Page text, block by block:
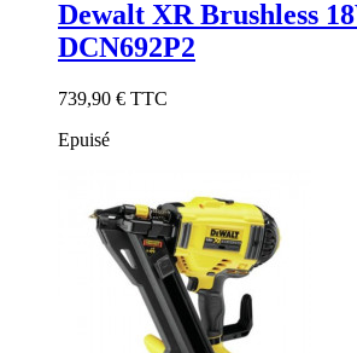
Dewalt XR Brushless
DCN692P2
739,90 € TTC
Epuisé